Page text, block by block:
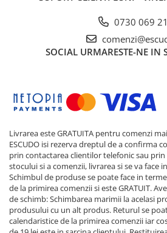
0730 069
SOCIAL URMARESTE-NE IN
Livrarea este GRATUITA pentru comenzi
ESCUDO isi rezerva dreptul de a confirma
prin contactarea clientilor telefonic sau
stocului si a comenzii, livrarea si se va face
Schimbul de produse se poate face in
de la primirea comenzii si este GRATUIT.
de schimb: Schimbarea marimii la acelasi
produsului cu un alt produs. Returul se
calendaristice de la primirea comenzii iar